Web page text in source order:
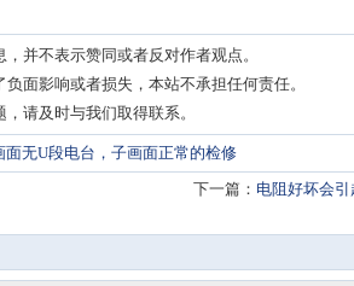
并不表示赞同或者反对作者观点。
面影响或者损失，本站不承担任何责任。
请及时与我们取得联系。
面无U段电台，子画面正常的检修
下一篇： 电阻好坏会